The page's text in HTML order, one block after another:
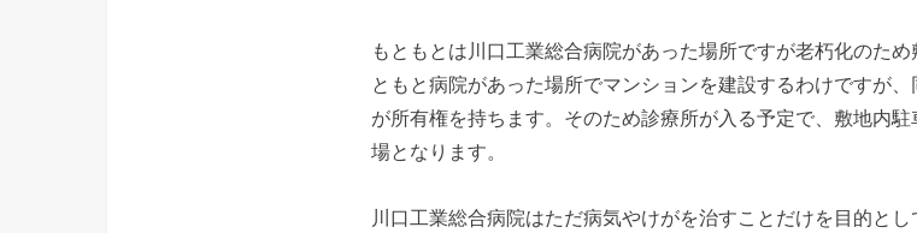
もともとは川口工業総合病院があった場所ですが老朽化のた
ともと病院があった場所でマンションを建設するわけですが
が所有権を持ちます。そのため診療所が入る予定で、敷地内
場となります。
川口工業総合病院はただ病気やけがを治すことだけを目的と